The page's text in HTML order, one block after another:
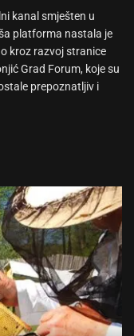
kanal smješten u
platforma nastala je
kroz razvoj stranice
Grad Forum, koje su
prepoznatljiv i